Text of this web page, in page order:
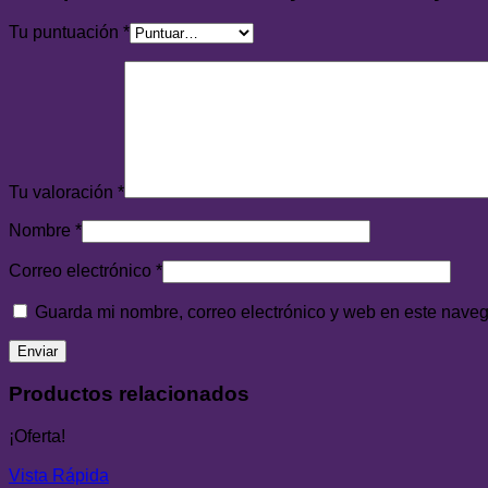
Tu puntuación *
Tu valoración *
Nombre *
Correo electrónico *
Guarda mi nombre, correo electrónico y web en este
Productos relacionados
¡Oferta!
Vista Rápida